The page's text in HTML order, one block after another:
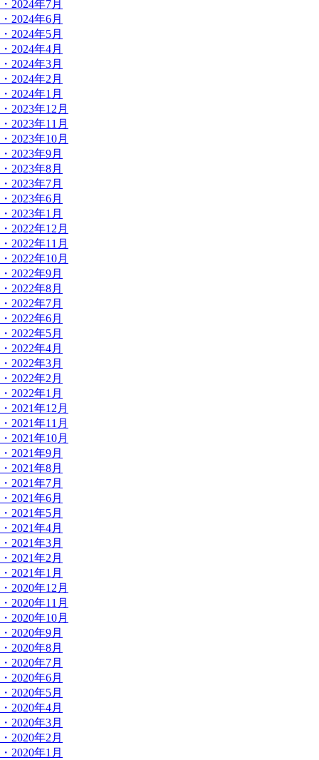
・2024年7月
・2024年6月
・2024年5月
・2024年4月
・2024年3月
・2024年2月
・2024年1月
・2023年12月
・2023年11月
・2023年10月
・2023年9月
・2023年8月
・2023年7月
・2023年6月
・2023年1月
・2022年12月
・2022年11月
・2022年10月
・2022年9月
・2022年8月
・2022年7月
・2022年6月
・2022年5月
・2022年4月
・2022年3月
・2022年2月
・2022年1月
・2021年12月
・2021年11月
・2021年10月
・2021年9月
・2021年8月
・2021年7月
・2021年6月
・2021年5月
・2021年4月
・2021年3月
・2021年2月
・2021年1月
・2020年12月
・2020年11月
・2020年10月
・2020年9月
・2020年8月
・2020年7月
・2020年6月
・2020年5月
・2020年4月
・2020年3月
・2020年2月
・2020年1月